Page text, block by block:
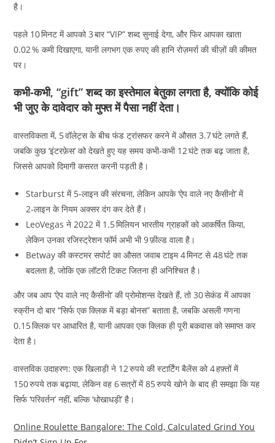
है।
पहले 10 मिनट में आपको 3 बार “VIP” शब्द सुनाई देगा, और फिर आपका खाता
0.02 % कमी दिखाएगा, यानी लगभग एक रुपए की हानि रोज़मर्रा की चीज़ों की कीमत
पर।
कभी‑कभी, “gift” शब्द का इस्तेमाल बेतुका लगता है, क्योंकि कोई
भी जुए के दावेदार को मुफ्त में पैसा नहीं देता।
वास्तविकता में, 5 वॉलेट्स के बीच फंड ट्रांसफर करने में औसत 3.7 घंटे लगते हैं,
जबकि कुछ ‘इंटरफ़ेस’ को देखते हुए यह समय कभी‑कभी 12 घंटे तक बढ़ जाता है,
जिससे आपको दिमागी कसरत करनी पड़ती है।
Starburst में 5‑लाइन की संरचना, लेकिन आपके ‘ऐप वाले नए कैसीनो’ में
2‑लाइन के नियम अक्सर दंग कर देते हैं।
LeoVegas ने 2022 में 1.5 मिलियन भारतीय ग्राहकों को आकर्षित किया,
लेकिन उनका रजिस्ट्रेशन फॉर्म अभी भी 9 फ़ील्ड वाला है।
Betway की कस्टमर सपोर्ट का औसत जवाब टाइम 4 मिनट से 48 घंटे तक
बदलता है, जोकि एक लॉटरी टिकट जितना ही अनिश्चित है।
और जब आप ‘ऐप वाले नए कैसीनो’ की प्रोमोशन्स देखते हैं, तो 30 सेकंड में आपका
स्क्रीन दो बार “सिर्फ एक क्लिक में बड़ा बोनस” बताता है, जबकि असली गणना
0.15 क्लिक पर आधारित है, यानी आपका एक क्लिक ही पूरी बकवास को समाप्त कर
देता है।
वास्तविक उदाहरण: एक खिलाड़ी ने 12 रुपये की स्टार्टिंग बैलेंस को 4 हफ़्तों में
150 रुपये तक बढ़ाया, लेकिन वह 6 सत्रों में 85 रुपये खोने के बाद ही समझा कि यह
सिर्फ ‘परिवर्तन’ नहीं, बल्कि ‘धोखाधड़ी’ है।
Online Roulette Bangalore: The Cold, Calculated Grind You